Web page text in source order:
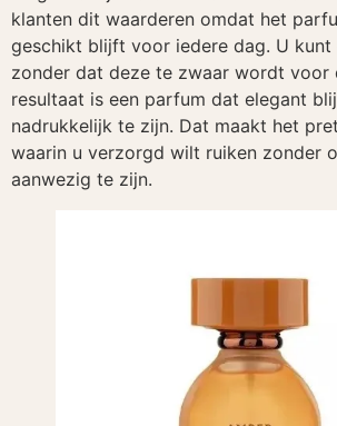
klanten dit waarderen omdat het
geschikt blijft voor iedere dag. U kunt
zonder dat deze te zwaar wordt voor
resultaat is een parfum dat elegant
nadrukkelijk te zijn. Dat maakt het
waarin u verzorgd wilt ruiken zonder
aanwezig te zijn.